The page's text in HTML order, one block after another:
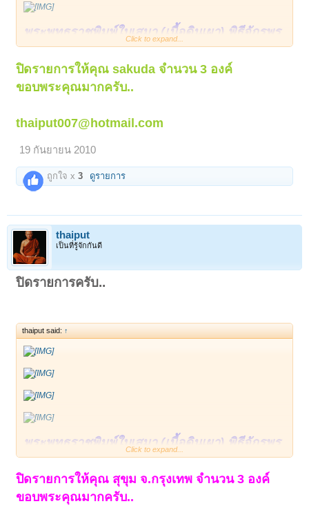
พระพุทธราชพิมพ์ใบเสมา (เนื้อดินเผา) พิธีจักรพร
รดิ์มหาพุทธาภิเษกครั้งยิ่งใหญ่ ปี พ.ศ. ๒๕๑๕ ณ
วิหารพระพุทธชินราช วัดพระศรีรัตนมหาธาตุ
จังหวัดพิษนุโลก โดยสร้างเนื้อผงกรุเก่าและผง
อย่างมากมาย โดยพิมพ์พระพุทธชินราชใบเสมานี้
มหาพุทธภิเษก เป็นเวลา ๒ วันเต็ม นับจากวันที่
๑๙–๒๐ ม.ค. ๒๕๑๕ พระคณาจารย์บริกรรมปลุก
เสก มากกว่า ๑๐๐ รูป หลายๆ คณาจารย์ในนั้น
เรือนแสน เรือนหมื่น ก็มี เช่น ลพ.เงิน วัดดอนยาย
หอม, ลพ.แดง วัดเขาบันไดอิฐ, ลพ.มุ่ย วัดดอนไร่,
ลพ.เต๋ คงทอง วัดสามง่าม, ลพ.เกษม สุสาน
ไตรลักษณ์, ลพ.พรหม วัดช่องแค, ลพ.กวย วัด
โฆษิตราราม, ลพ.ออด วัดท่าช้าง, ลพ.แดง วัดวัง
ฉิมพลี ลป.ทิม วัดละหารไร่ อาจารย์นำ วัดดอน
ศาลา ลพ.ขวัญ วัดบ้านไร่ เป็นต้น ในพิธีนี้กล่าวว่า
มีพระรูปหนึ่งมาจากเมืองชัยนาท มานั่งปรกเสร็จ
เป็นรูปสุดท้ายและเสกให้กระทั่งพิธีเริ่มจนเสร็จพิธี
เป็เวลา นานมาก นั่นคือหลวงพ่อกวย วัดโฆสิตา
รามนั่นเอง พระพุทธชินราชใบเสมานั้นนักสะสมฯ
ใหญ่ และ เป็นการยากมากๆ ที่จัดให้ได้เหมือนกับ
เสมาเนื้อดินเผาผสมผงกรุและผงตะไบพระกริ่ง
สภาพคัดสวย แบ่งบูชาองค์ละ 650 บาท (พร้อมจัด
Click to expand...
ปิดรายการให้คุณsakuda จำนวน 3 องค์
ขอบพระคุณมากครับ..
thaiput007@hotmail.com
19 กันยายน 2010
ถูกใจ x3 ดูรายการ
thaiput
เป็นที่รู้จักกันดี
ปิดรายการครับ..
thaiput said: ↑
พระพุทธราชพิมพ์ใบเสมา (เนื้อดินเผา) พิธีจักรพร
รดิ์มหาพุทธาภิเษกครั้งยิ่งใหญ่ ปี พ.ศ. ๒๕๑๕ ณ
วิหารพระพุทธชินราช วัดพระศรีรัตนมหาธาตุ
จังหวัดพิษนุโลก โดยสร้างเนื้อผงกรุเก่าและผง
Click to expand...
ปิดรายการให้คุณ สุขุม จ.กรุงเทพ จำนวน 3 องค์
ขอบพระคุณมากครับ..